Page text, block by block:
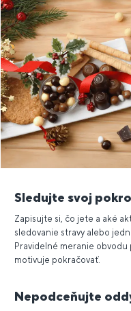
Sledujte svoj
Zapisujte si, čo jete a aké
sledovanie stravy alebo
Pravidelné meranie obvodu
motivuje pokračovať.
Nepodceňujte